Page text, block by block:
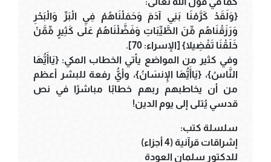
{وَلَقَدْ كَرَّمْنَا بَنِي آدَمَ وَحَمَلْنَاهُمْ فِي الْبَرِّ وَالْبَحْرِ
وَرَزَقْنَاهُم مِّنَ الطَّيِّبَاتِ وَفَضَّلْنَاهُمْ عَلَى كَثِيرٍ مِّمَّنْ
خَلَقْنَا تَفْضِيلا} [الإسراء: 70].
وفي كثير من المواضع يأتي الخطاب المكي: {يَاأَيُّهَا
النَّاسُ}، {يَاأَيُّهَا الإِنسَانُ}، وأيُّ رفعة للبشر أعظم
من أن يخاطبهم ربهم خطابًا مباشرًا في نص
قدسي يُتلى إلى يوم الدين!
سلسلة كتب:
إشراقات قرآنية (4 أجزاء)
للدكتور سلمان العودة